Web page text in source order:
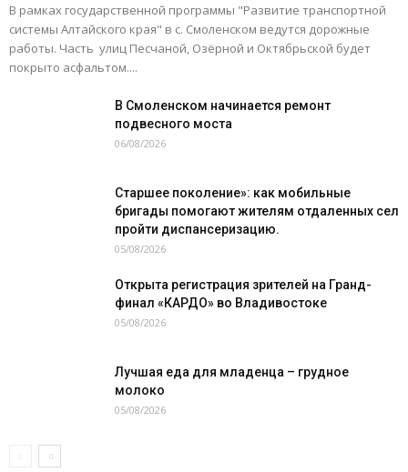
В рамках государственной программы "Развитие транспортной
системы Алтайского края" в с. Смоленском ведутся дорожные
работы. Часть улиц Песчаной, Озёрной и Октябрьской будет
покрыто асфальтом....
В Смоленском начинается ремонт
подвесного моста
06/08/2026
Старшее поколение»: как мобильные
бригады помогают жителям отдаленных сел
пройти диспансеризацию.
05/08/2026
Открыта регистрация зрителей на Гранд-
финал «КАРДО» во Владивостоке
05/08/2026
Лучшая еда для младенца – грудное
молоко
05/08/2026